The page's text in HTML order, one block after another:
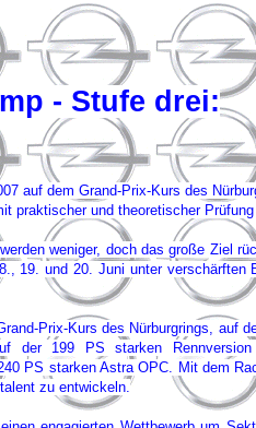
- Stufe drei:
auf dem Grand-Prix-Kurs des
praktischer und theoretischer Prüfung
weniger, doch das große Ziel
19. und 20. Juni unter
Prix-Kurs des Nürburgrings, auf
der 199 PS starken
PS starken Astra OPC. Mit dem
zu entwickeln.